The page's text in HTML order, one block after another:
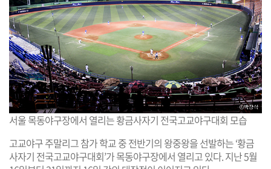
서울 목동야구장에서 열리는 황금사자기 전국고교야구대회 모습
고교야구 주말리그 참가 학교 중 전반기의 왕중왕을 선발하는 ‘황금
사자기 전국고교야구대회’가 목동야구장에서 열리고 있다. 지난 5월